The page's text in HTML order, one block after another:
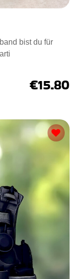
bist du für
€15.80